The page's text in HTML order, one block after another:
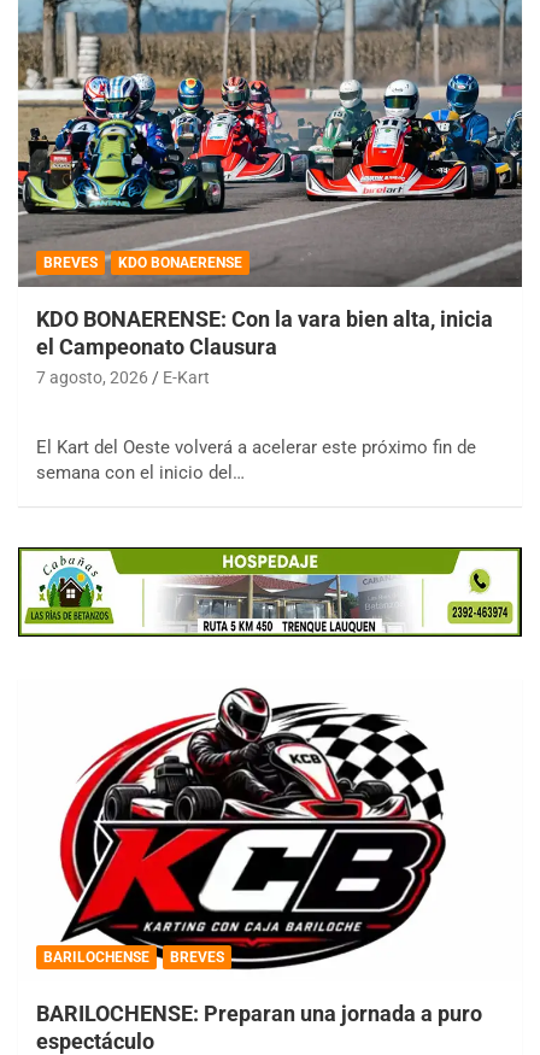
BREVES KDO BONAERENSE
KDO BONAERENSE: Con la vara bien alta, inicia
el Campeonato Clausura
7 agosto, 2026 E-Kart
El Kart del Oeste volverá a acelerar este próximo fin de
semana con el inicio del…
BARILOCHENSE BREVES
BARILOCHENSE: Preparan una jornada a puro
espectáculo